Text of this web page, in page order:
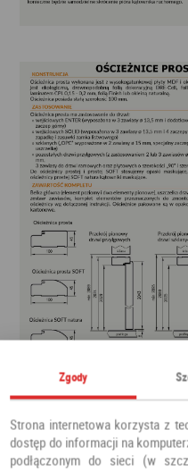
Zgody
Strona internetowa korzysta z
dostęp do informacji na
podłączonym do sieci (w